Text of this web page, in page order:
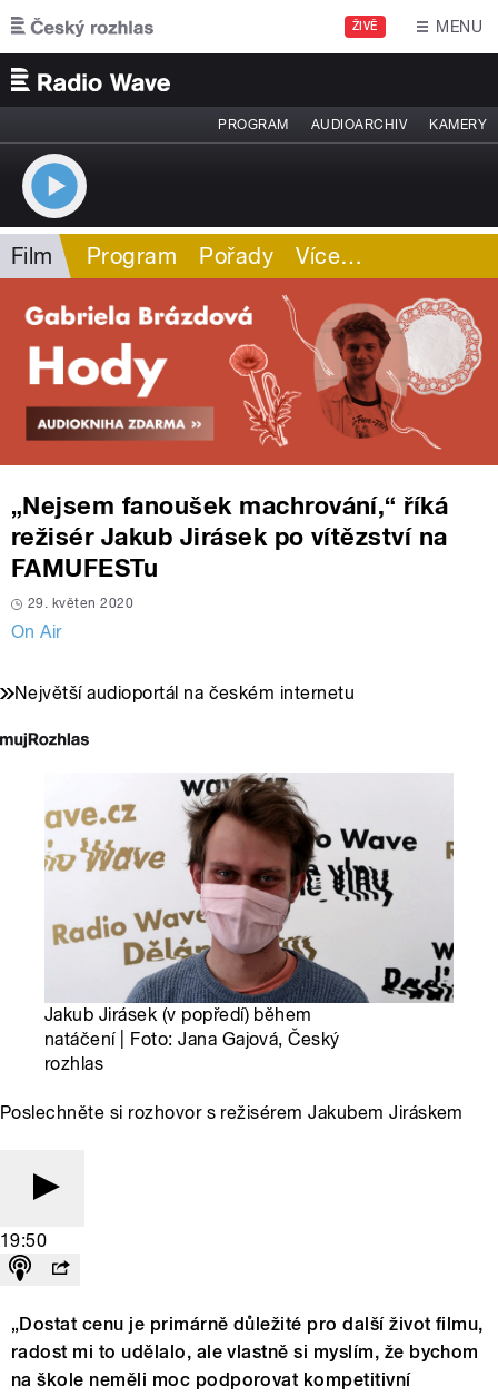
Přejít k hlavnímu obsahu
ŽIVĚ MENU
PROGRAM AUDIOARCHIV KAMERY
Film Program Pořady Více…
„Nejsem fanoušek machrování,“ říká
režisér Jakub Jirásek po vítězství na
FAMUFESTu
29. květen 2020
On Air
Největší audioportál na českém internetu
Jakub Jirásek (v popředí) během
natáčení | Foto: Jana Gajová, Český
rozhlas
Poslechněte si rozhovor s režisérem Jakubem Jiráskem
19:50
„Dostat cenu je primárně důležité pro další život filmu,
radost mi to udělalo, ale vlastně si myslím, že bychom
na škole neměli moc podporovat kompetitivní